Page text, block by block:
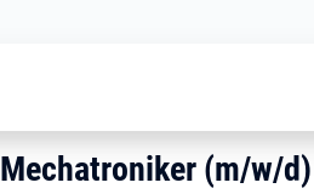
zu: Techniker/
Mechatroniker
(m/w/
(m/w/d)